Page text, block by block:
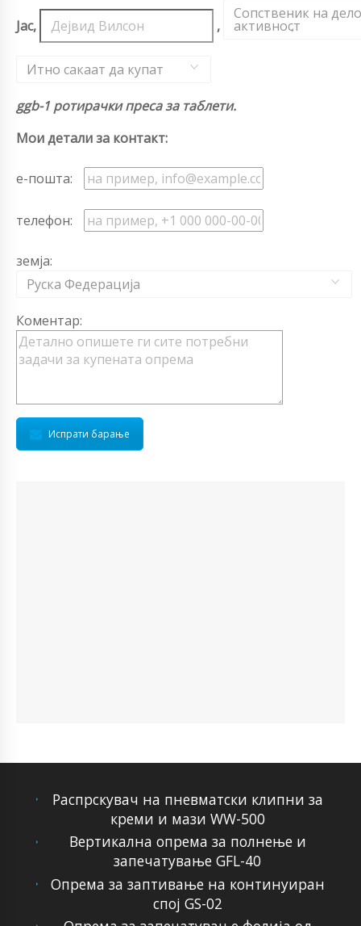
Јас, ,
Сопственик на
активност
,
Итно сакаат да купат
ggb-1 ротирачки преса за таблети.
Мои детали за контакт:
е-пошта:
телефон:
земја:
Руска Федерација
Коментар:
Испрати барање
Распрскувач на пневматски клипни за
креми и мази WW-500
Вертикална опрема за полнење и
запечатување GFL-40
Опрема за заптивање на континуиран
спој GS-02